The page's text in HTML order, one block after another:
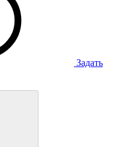
Задать